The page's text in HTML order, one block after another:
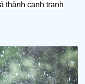
thành cạnh tranh